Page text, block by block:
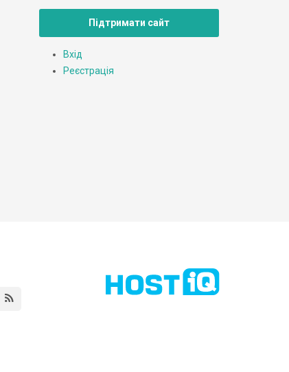
Підтримати сайт
Вхід
Реєстрація